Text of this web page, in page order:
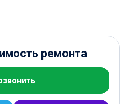
ремонта